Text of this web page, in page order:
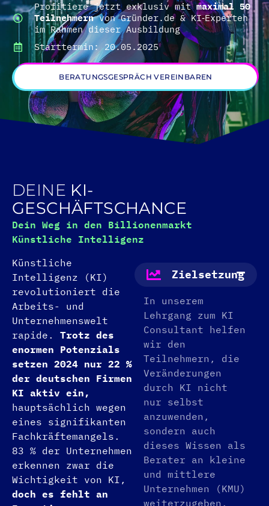
Profitiere jetzt exklusiv mitmaximal 50
Teilnehmernvon Gründer.de & KI‑Experten
im Rahmen dieser Ausbildung
Starttermin: 20.05.2025
BERATUNGSGESPRÄCH VEREINBAREN
DEINE KI-
GESCHÄFTSCHANCE
Dein Weg in den Billionenmarkt
Künstliche Intelligenz
Künstliche
Intelligenz (KI)
revolutioniert die
Arbeits- und
Unternehmenswelt
rapide. Trotz des
enormen Potenzials
setzen 2024 nur 22 %
der deutschen Firmen
KI aktiv ein,
hauptsächlich wegen
eines signifikanten
Fachkräftemangels.
83 % der Unternehmen
erkennen zwar die
Wichtigkeit von KI,
doch es fehlt an
Zielsetzung
In unserem
Lehrgang zum KI
Consultant helfen
wir den
Teilnehmern, die
Veränderungen
durch KI nicht
nur selbst
anzuwenden,
sondern auch
dieses Wissen als
Berater an kleine
und mittlere
Unternehmen (KMU)
weiterzugeben.